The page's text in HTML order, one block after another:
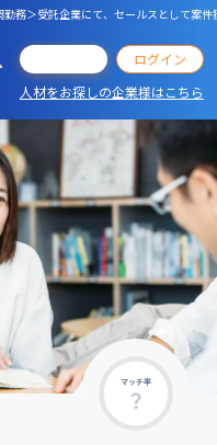
務＞受託企業にて、セールスとして案
ログイン
人材をお探しの企業様はこちら
マッチ率